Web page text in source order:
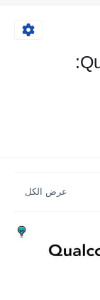
Qualcomm Snapdragon 690: